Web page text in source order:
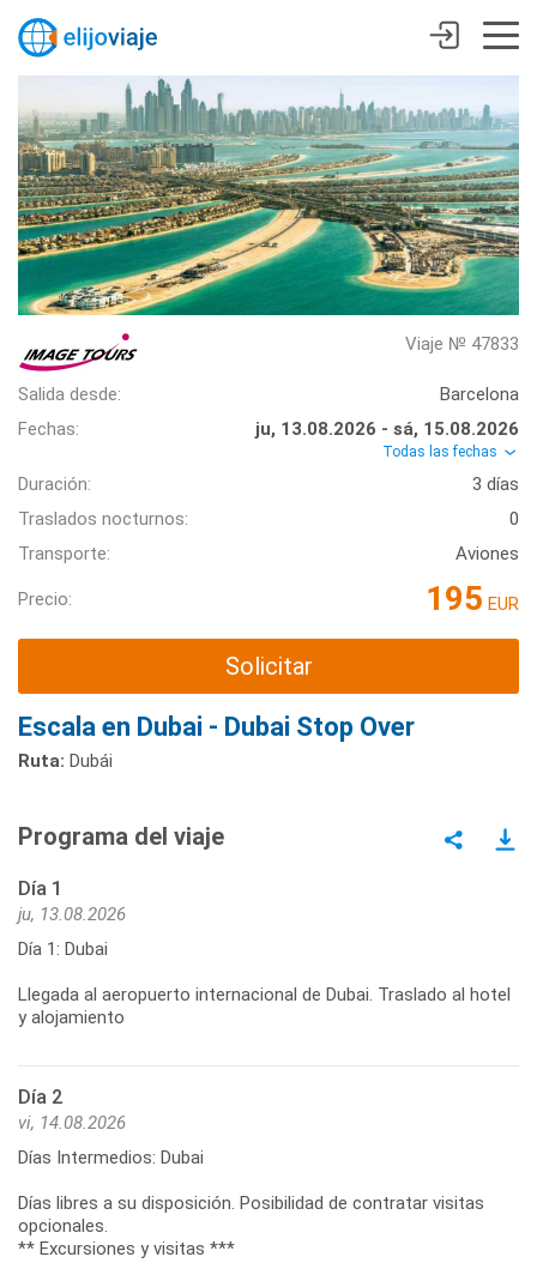
Viaje № 47833
Salida desde:
Barcelona
Fechas:
ju, 13.08.2026 - sá, 15.08.2026
Todas las fechas
Duración:
3 días
Traslados nocturnos:
0
Transporte:
Aviones
Precio: 195 EUR
Solicitar
Escala en Dubai - Dubai Stop Over
Ruta: Dubái
Programa del viaje
Día 1
ju, 13.08.2026
Día 1: Dubai
Llegada al aeropuerto internacional de Dubai. Traslado al hotel
y alojamiento
Día 2
vi, 14.08.2026
Días Intermedios: Dubai
Días libres a su disposición. Posibilidad de contratar visitas
opcionales.
** Excursiones y visitas ***